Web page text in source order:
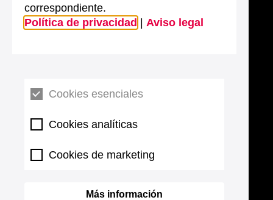
correspondiente.
Política de privacidad
Aviso legal
Cookies esenciales
Cookies analíticas
Cookies de marketing
Más información